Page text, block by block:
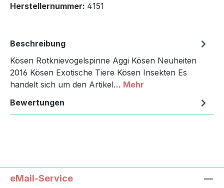
Herstellernummer: 4151
Beschreibung
Kösen Rotknievogelspinne Aggi Kösen Neuheiten
2016 Kösen Exotische Tiere Kösen Insekten Es
handelt sich um den Artikel… Mehr
Bewertungen
eMail-Service